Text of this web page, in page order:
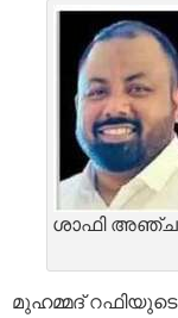
ശാഫി
മുഹമ്മദ് റഫിയുടെ